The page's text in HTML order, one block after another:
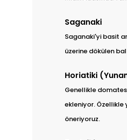
Saganaki
Saganaki'yi basit
üzerine dökülen
Horiatiki
Genellikle
ekleniyor. Özellikle
öneriyoruz.